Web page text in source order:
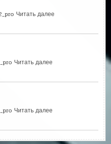
Читать далее
Читать далее
Читать далее